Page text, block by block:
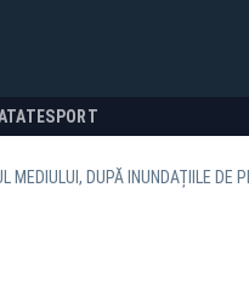
SPORT
MEDIULUI, DUPĂ INUNDAȚIILE DE